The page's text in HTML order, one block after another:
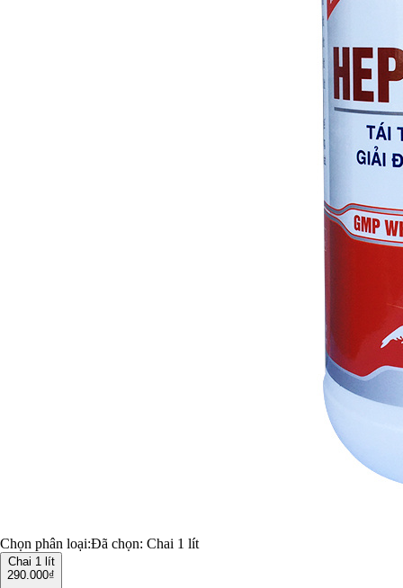
Chọn phân loại:Đã chọn: Chai 1 lít
Chai 1 lít
290.000₫